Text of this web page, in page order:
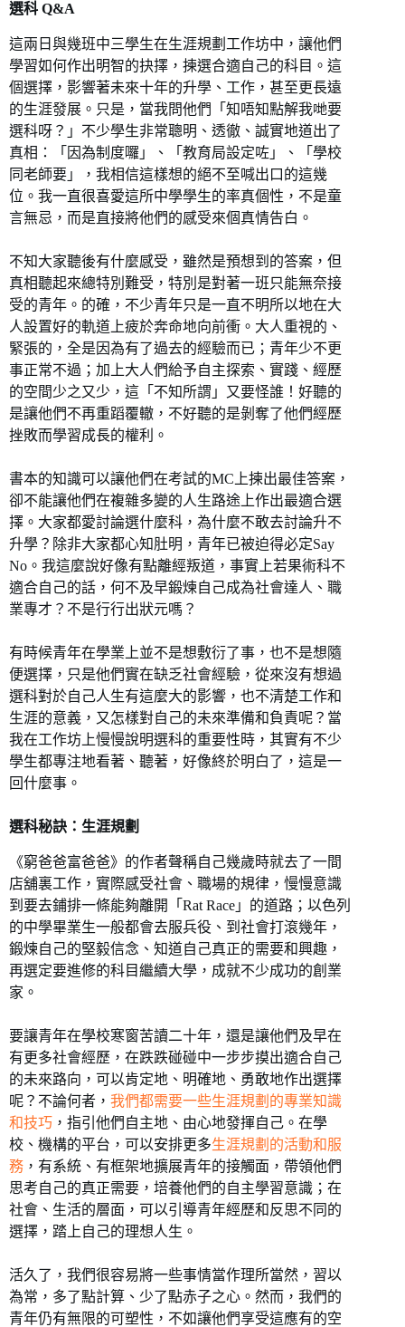
選科 Q&A
這兩日與幾班中三學生在生涯規劃工作坊中，讓他們
學習如何作出明智的抉擇，揀選合適自己的科目。這
個選擇，影響著未來十年的升學、工作，甚至更長遠
的生涯發展。只是，當我問他們「知唔知點解我哋要
選科呀？」不少學生非常聰明、透徹、誠實地道出了
真相：「因為制度囉」、「教育局設定咗」、「學校
同老師要」，我相信這樣想的絕不至喊出口的這幾
位。我一直很喜愛這所中學學生的率真個性，不是童
言無忌，而是直接將他們的感受來個真情告白。
不知大家聽後有什麼感受，雖然是預想到的答案，但
真相聽起來總特別難受，特別是對著一班只能無奈接
受的青年。的確，不少青年只是一直不明所以地在大
人設置好的軌道上疲於奔命地向前衝。大人重視的、
緊張的，全是因為有了過去的經驗而已；青年少不更
事正常不過；加上大人們給予自主探索、實踐、經歷
的空間少之又少，這「不知所謂」又要怪誰！好聽的
是讓他們不再重蹈覆轍，不好聽的是剝奪了他們經歷
挫敗而學習成長的權利。
書本的知識可以讓他們在考試的MC上揀出最佳答案，
卻不能讓他們在複雜多變的人生路途上作出最適合選
擇。大家都愛討論選什麼科，為什麼不敢去討論升不
升學？除非大家都心知肚明，青年已被迫得必定Say
No。我這麼說好像有點離經叛道，事實上若果術科不
適合自己的話，何不及早鍛煉自己成為社會達人、職
業專才？不是行行出狀元嗎？
有時候青年在學業上並不是想敷衍了事，也不是想隨
便選擇，只是他們實在缺乏社會經驗，從來沒有想過
選科對於自己人生有這麼大的影響，也不清楚工作和
生涯的意義，又怎樣對自己的未來準備和負責呢？當
我在工作坊上慢慢說明選科的重要性時，其實有不少
學生都專注地看著、聽著，好像終於明白了，這是一
回什麼事。
選科秘訣：生涯規劃
《窮爸爸富爸爸》的作者聲稱自己幾歲時就去了一間
店舖裏工作，實際感受社會、職場的規律，慢慢意識
到要去鋪排一條能夠離開「Rat Race」的道路；以色列
的中學畢業生一般都會去服兵役、到社會打滾幾年，
鍛煉自己的堅毅信念、知道自己真正的需要和興趣，
再選定要進修的科目繼續大學，成就不少成功的創業
家。
要讓青年在學校寒窗苦讀二十年，還是讓他們及早在
有更多社會經歷，在跌跌碰碰中一步步摸出適合自己
的未來路向，可以肯定地、明確地、勇敢地作出選擇
呢？不論何者， 我們都需要一些生涯規劃的專業知識
和技巧 ，指引他們自主地、由心地發揮自己。在學
校、機構的平台，可以安排更多生涯規劃的活動和服
務 ，有系統、有框架地擴展青年的接觸面，帶領他們
思考自己的真正需要，培養他們的自主學習意識；在
社會、生活的層面，可以引導青年經歷和反思不同的
選擇，踏上自己的理想人生。
活久了，我們很容易將一些事情當作理所當然，習以
為常，多了點計算、少了點赤子之心。然而，我們的
青年仍有無限的可塑性，不如讓他們享受這應有的空